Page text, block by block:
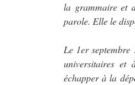
la grammaire et
parole. Elle le
Le 1er
universitaires et
échapper à la